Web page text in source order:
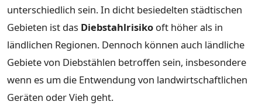
unterschiedlich sein. In dicht besiedelten städtischen
Gebieten ist das Diebstahlrisiko oft höher als in
ländlichen Regionen. Dennoch können auch ländliche
Gebiete von Diebstählen betroffen sein, insbesondere
wenn es um die Entwendung von landwirtschaftlichen
Geräten oder Vieh geht.